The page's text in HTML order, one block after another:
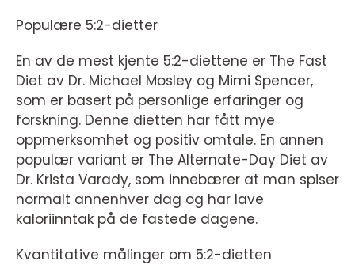
Populære 5:2-dietter
En av de mest kjente 5:2-diettene er The Fast
Diet av Dr. Michael Mosley og Mimi Spencer,
som er basert på personlige erfaringer og
forskning. Denne dietten har fått mye
oppmerksomhet og positiv omtale. En annen
populær variant er The Alternate-Day Diet av
Dr. Krista Varady, som innebærer at man spiser
normalt annenhver dag og har lave
kaloriinntak på de fastede dagene.
Kvantitative målinger om 5:2-dietten